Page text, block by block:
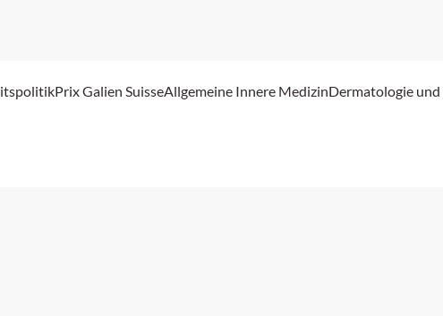
Prix Galien SuisseAllgemeine Innere MedizinDermatologie